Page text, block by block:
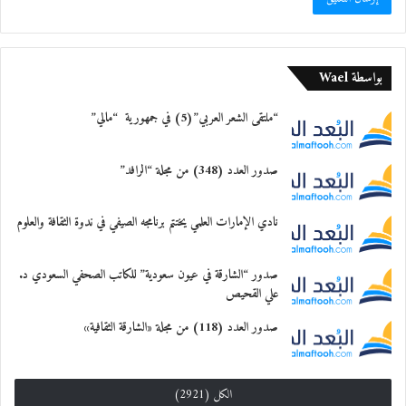
البالغ إجمالي عددها 9 مكتبات توفرعناوين
تتناسب مع مختلف الفئات
العمرية.
وتهدف هيئة الفجيرة للثقافة والإعلام من هذه
الرحلة إلى المساهمة
في نشر الوعي الثقافي ودعم القرّاء والكتّاب
لتحقيق الاستفادة
القصوى من المعارف والعلوم، واكتساب
المهارات المعرفية المختلفة.
بواسطة Wael
“ملتقى الشعر العربي”(5) في جمهورية “مالي”
صدور العدد (348) من مجلة “الرافد”
نادي الإمارات العلمي يختتم برنامجه الصيفي في ندوة الثقافة والعلوم
صدور “الشارقة في عيون سعودية” للكاتب الصحفي السعودي د.
علي القحيص
صدور العدد (118) من مجلة «الشارقة الثقافية»
الكل (2921)